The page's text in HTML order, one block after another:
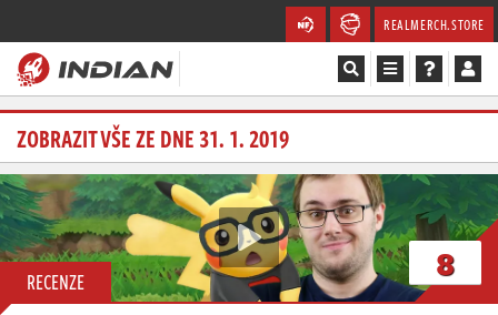
REALMERCH.STORE
Magazín
Recenze
Videa
Soutěže
ZOBRAZIT VŠE ZE DNE 31. 1. 2019
RECENZE 8